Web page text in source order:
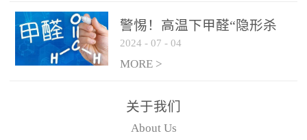
警惕！高温下甲醛“隐形杀
手”来袭，你的家安全吗？
2024 - 07 - 04
MORE >
关于我们
About Us